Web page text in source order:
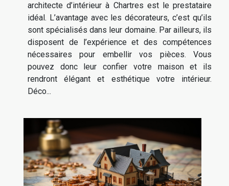
architecte d’intérieur à Chartres est le prestataire
idéal. L’avantage avec les décorateurs, c’est qu’ils
sont spécialisés dans leur domaine. Par ailleurs, ils
disposent de l’expérience et des compétences
nécessaires pour embellir vos pièces. Vous
pouvez donc leur confier votre maison et ils
rendront élégant et esthétique votre intérieur.
Déco...